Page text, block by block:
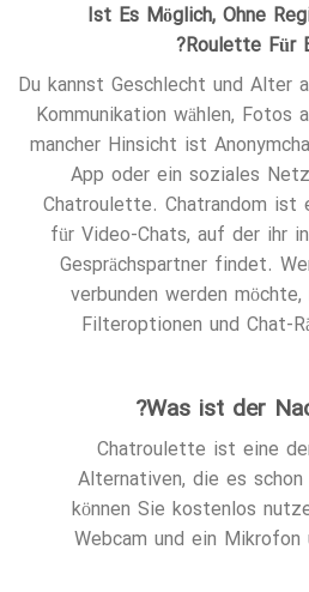
Ist Es Möglich, Ohne
Roulette Für
Du kannst Geschlecht und Alter
Kommunikation wählen, Fotos
mancher Hinsicht ist
App oder ein soziales
Chatroulette. Chatrandom
für Video-Chats, auf der ihr
Gesprächspartner findet.
verbunden werden
Filteroptionen und Chat-
Was ist der
Chatroulette ist eine
Alternativen, die es
können Sie kostenlos
Webcam und ein